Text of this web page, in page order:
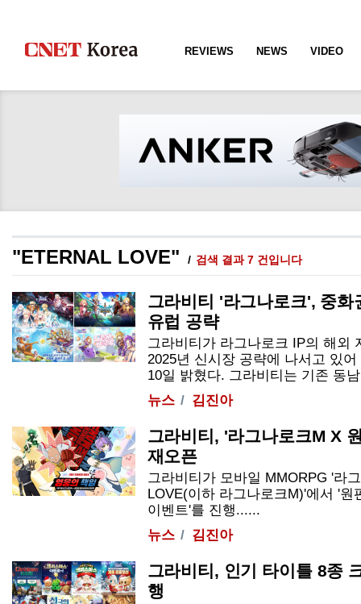
REVIEWS NEWS VIDEO
"ETERNAL LOVE" 검색 결과 7 건입니다
그라비티 '라그나로크', 중화
유럽 공략
그라비티가 라그나로크 IP의 해외
2025년 신시장 공략에 나서고 있
10일 밝혔다. 그라비티는 기존 동
뉴스
김진아
그라비티, '라그나로크M X
재오픈
그라비티가 모바일 MMORPG '라
LOVE(이하 라그나로크M)'에서 '원
이벤트'를 진행......
뉴스
김진아
그라비티, 인기 타이틀 8종
행